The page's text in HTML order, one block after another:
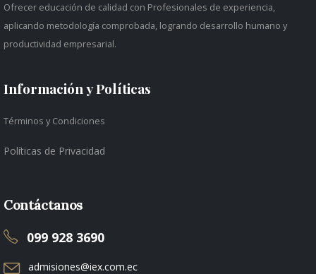
Ofrecer educación de calidad con Profesionales de experiencia,
aplicando metodología comprobada, logrando desarrollo humano y
productividad empresarial.
Información y Políticas
Términos y Condiciones
Políticas de Privacidad
Contáctanos
099 928 3690
admisiones@iex.com.ec